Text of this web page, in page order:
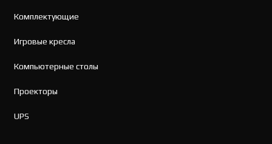
Комплектующие
Игровые кресла
Компьютерные столы
Проекторы
UPS